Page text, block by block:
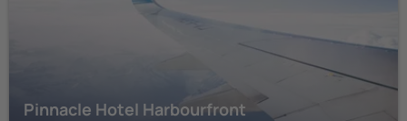
Pinnacle Hotel Harbourfront